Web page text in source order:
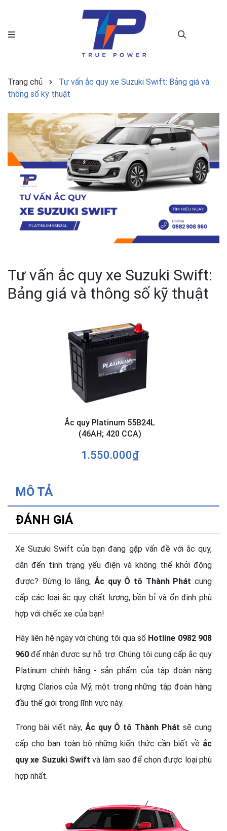
Trang chủ
Tư vấn ắc quy xe Suzuki Swift: Bảng giá và
thông số kỹ thuật
Tư vấn ắc quy xe Suzuki Swift:
Bảng giá và thông số kỹ thuật
Ắc quy Platinum 55B24L
(46AH; 420 CCA)
1.550.000₫
MÔ TẢ
ĐÁNH GIÁ
Xe Suzuki Swift của bạn đang gặp vấn đề với ắc quy,
dẫn đến tình trạng yếu điện và không thể khởi động
được? Đừng lo lắng, Ắc quy Ô tô Thành Phát cung
cấp các loại ắc quy chất lượng, bền bỉ và ổn định phù
hợp với chiếc xe của bạn!
Hãy liên hệ ngay với chúng tôi qua số Hotline 0982 908
960 để nhận được sự hỗ trợ. Chúng tôi cung cấp ắc quy
Platinum chính hãng - sản phẩm của tập đoàn năng
lượng Clarios của Mỹ, một trong những tập đoàn hàng
đầu thế giới trong lĩnh vực này.
Trong bài viết này, Ắc quy Ô tô Thành Phát sẽ cung
cấp cho bạn toàn bộ những kiến thức cần biết về ắc
quy xe Suzuki Swiftvà làm sao để chọn được loại phù
hợp nhất.